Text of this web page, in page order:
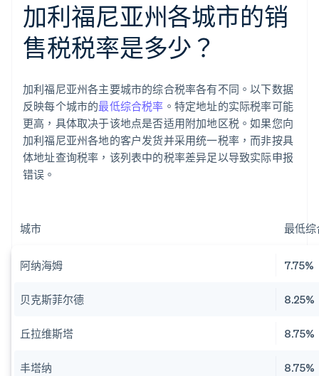
加利福尼亚州各城市的销
售税税率是多少？
加利福尼亚州各主要城市的综合税率各有不同。以下数据
反映每个城市的最低综合税率 。特定地址的实际税率可能
更高，具体取决于该地点是否适用附加地区税。如果您向
加利福尼亚州各地的客户发货并采用统一税率，而非按具
体地址查询税率，该列表中的税率差异足以导致实际申报
错误。
城市 最低
阿纳海姆 7.75%
贝克斯菲尔德 8.25%
丘拉维斯塔 8.75%
丰塔纳 8.75%